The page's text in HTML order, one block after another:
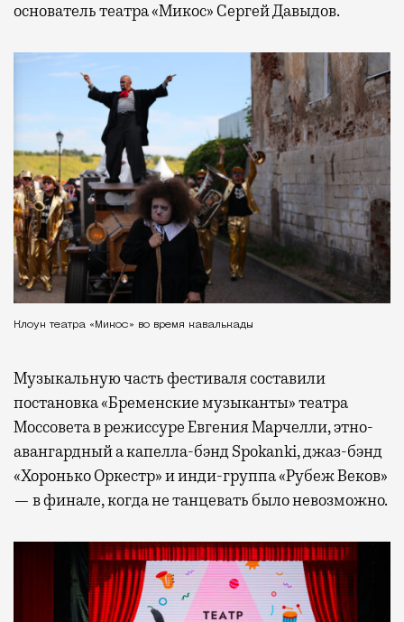
основатель театра «Микос» Сергей Давыдов.
Клоун театра «Микос» во время кавалькады
Музыкальную часть фестиваля составили
постановка «Бременские музыканты» театра
Моссовета в режиссуре Евгения Марчелли, этно-
авангардный а капелла-бэнд Spokanki, джаз-бэнд
«Хоронько Оркестр» и инди-группа «Рубеж Веков»
— в финале, когда не танцевать было невозможно.